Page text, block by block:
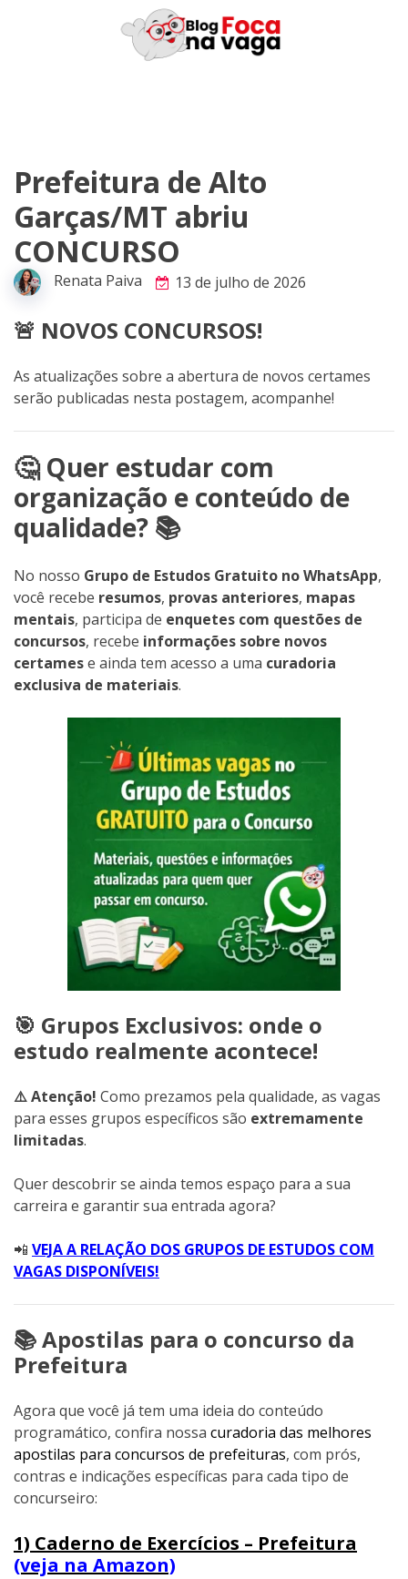
Prefeitura de Alto
Garças/MT abriu
CONCURSO
Renata Paiva 13 de julho de 2026
🚨 NOVOS CONCURSOS!
As atualizações sobre a abertura de novos certames
serão publicadas nesta postagem, acompanhe!
🤔 Quer estudar com
organização e conteúdo de
qualidade? 📚
No nosso Grupo de Estudos Gratuito no WhatsApp,
você recebe resumos, provas anteriores, mapas
mentais, participa de enquetes com questões de
concursos, recebe informações sobre novos
certamese ainda tem acesso a uma curadoria
exclusiva de materiais.
🎯 Grupos Exclusivos: onde o
estudo realmente acontece!
⚠️ Atenção! Como prezamos pela qualidade, as vagas
para esses grupos específicos são extremamente
limitadas.
Quer descobrir se ainda temos espaço para a sua
carreira e garantir sua entrada agora?
📲 VEJA A RELAÇÃO DOS GRUPOS DE ESTUDOS COM
VAGAS DISPONÍVEIS!
📚 Apostilas para o concurso da
Prefeitura
Agora que você já tem uma ideia do conteúdo
programático, confira nossa curadoria das melhores
apostilas para concursos de prefeituras, com prós,
contras e indicações específicas para cada tipo de
concurseiro:
1) Caderno de Exercícios – Prefeitura
(veja na Amazon)